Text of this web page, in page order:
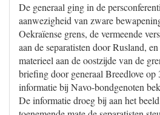
De generaal ging in de
aanwezigheid van zware
Oekraïense grens, de vermeende
aan de separatisten door Rusland,
materieel aan de oostzijde van de
briefing door generaal Breedlove op
informatie bij Navo-bondgenoten
De informatie droeg bij aan het